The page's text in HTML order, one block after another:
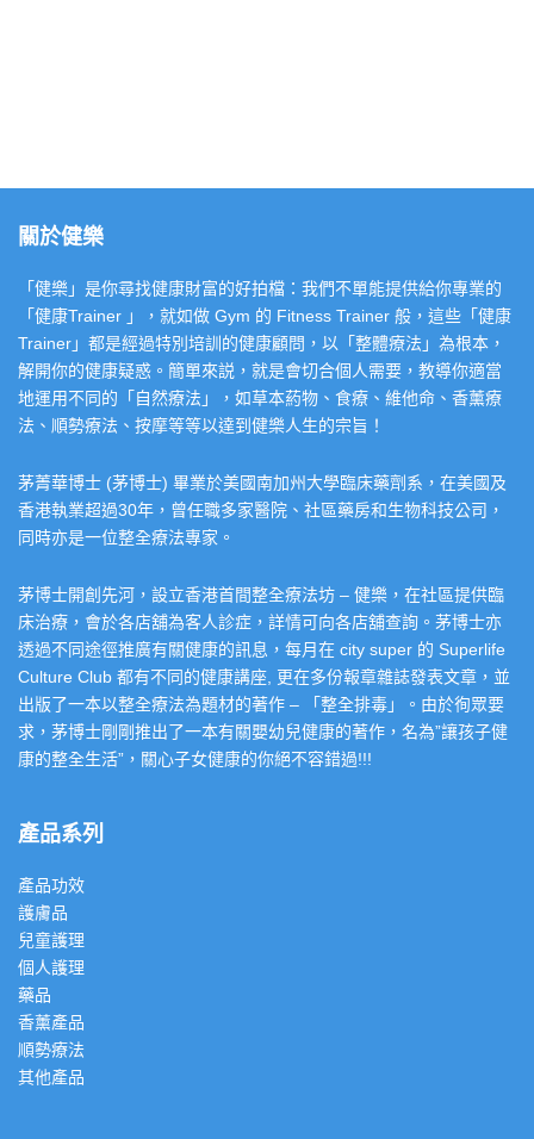
關於健樂
「健樂」是你尋找健康財富的好拍檔：我們不單能提供給你專業的
「健康Trainer 」，就如做 Gym 的 Fitness Trainer 般，這些「健康
Trainer」都是經過特別培訓的健康顧問，以「整體療法」為根本，
解開你的健康疑惑。簡單來説，就是會切合個人需要，教導你適當
地運用不同的「自然療法」，如草本葯物、食療、維他命、香薰療
法、順勢療法、按摩等等以達到健樂人生的宗旨！
茅菁華博士 (茅博士) 畢業於美國南加州大學臨床藥劑系，在美國及
香港執業超過30年，曾任職多家醫院、社區藥房和生物科技公司，
同時亦是一位整全療法專家。
茅博士開創先河，設立香港首間整全療法坊 – 健樂，在社區提供臨
床治療，會於各店舖為客人診症，詳情可向各店舖查詢。茅博士亦
透過不同途徑推廣有關健康的訊息，每月在 city super 的 Superlife
Culture Club 都有不同的健康講座, 更在多份報章雜誌發表文章，並
出版了一本以整全療法為題材的著作 – 「整全排毒」。由於徇眾要
求，茅博士剛剛推出了一本有關嬰幼兒健康的著作，名為”讓孩子健
康的整全生活”，關心子女健康的你絕不容錯過!!!
產品系列
產品功效
護膚品
兒童護理
個人護理
藥品
香薰產品
順勢療法
其他產品